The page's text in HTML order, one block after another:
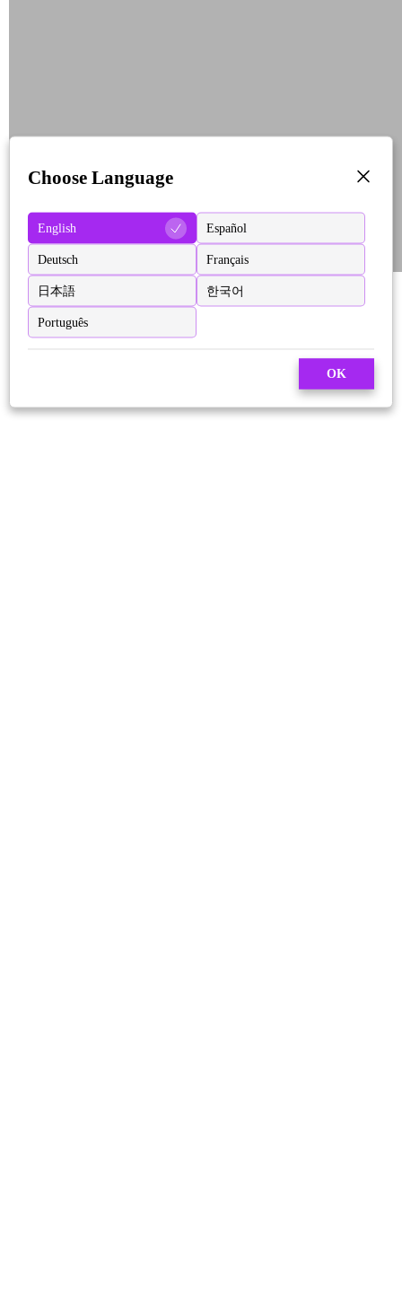
Choose Language
English Español
Deutsch Français
日本語 한국어
Português
OK